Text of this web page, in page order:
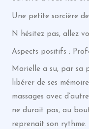
Une petite sorcière
N hésitez pas, allez
Aspects positifs :
Marielle a su, par sa
libérer de ses
massages avec
ne durait pas, au
reprenait son rythme.